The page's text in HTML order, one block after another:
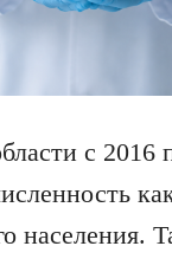
с 2016
населения.